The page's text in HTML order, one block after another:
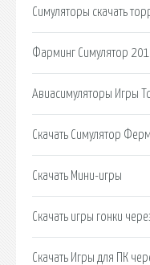
Симуляторы скачать
Фарминг Симулятор
Авиасимуляторы Игры
Скачать Симулятор
Скачать Мини-игры
Скачать игры гонки
Скачать Игры для ПК